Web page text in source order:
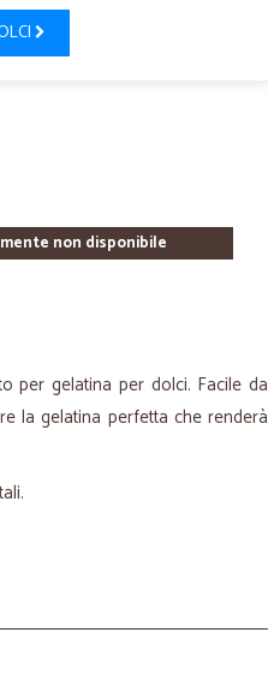
non disponibile
per gelatina per dolci. Facile da
la gelatina perfetta che renderà